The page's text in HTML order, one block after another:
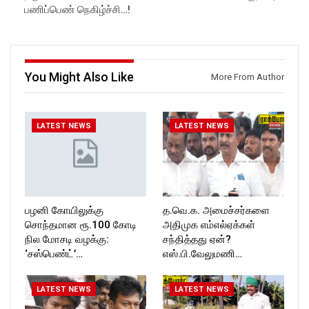
https://www.facebook.com/R
ockforttimes
Follow us on:
https://twitter.com/ROCKFOR
T_TIMES
Follow us on:
T_TIMESC
பணிப்பெண் நெகிழ்ச்சி…!
You Might Also Like More From Author
LATEST NEWS
பழனி கோயிலுக்கு
சொந்தமான ரூ.100 கோடி
நில மோசடி வழக்கு:
‘சஸ்பெண்ட்’…
LATEST NEWS
த.வெ.க. அமைச்சர்களை
அதிமுக எம்எல்ஏக்கள்
சந்தித்தது ஏன்?
எஸ்.பி.வேலுமணி…
LATEST NEWS LATEST NEWS